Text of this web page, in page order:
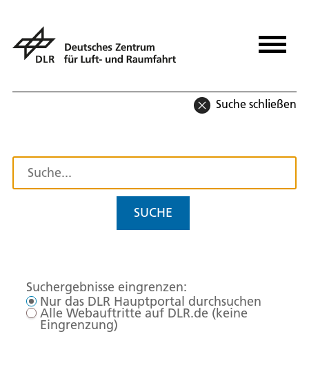
Suche schließen
SUCHE
Suchergebnisse eingrenzen:
Nur das DLR Hauptportal durchsuchen
Alle Webauftritte auf DLR.de (keine
Eingrenzung)